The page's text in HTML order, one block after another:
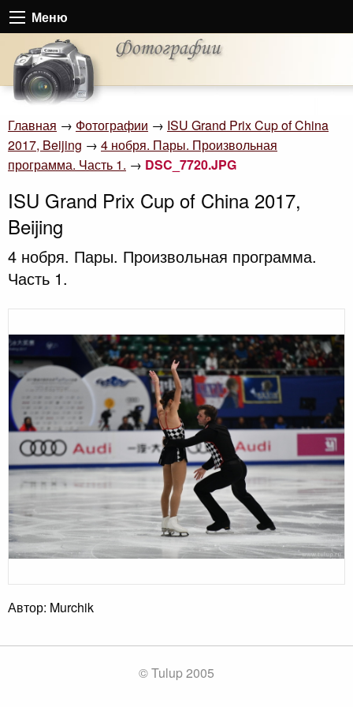
Меню
Главная → Фотографии → ISU Grand Prix Cup of China
2017, Beijing → 4 нобря. Пары. Произвольная
программа. Часть 1. → DSC_7720.JPG
ISU Grand Prix Cup of China 2017,
Beijing
4 нобря. Пары. Произвольная программа.
Часть 1.
Автор: Murchik
© Tulup 2005